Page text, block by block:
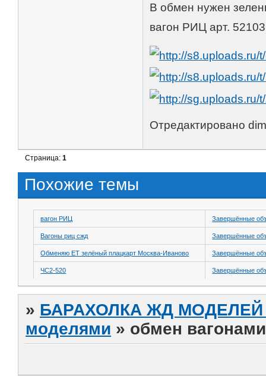
В обмен нужен
вагон РИЦ арт.
Отредактировано
Страница:1
Похожие темы
вагон РИЦ Завершённые
Вагоны риц сжд Завершённые
Обменяю ET зелёный плацкарт Москва-Иваново Завершённые
ЧС2-520 Завершённые
» БАРАХОЛКА ЖД МОДЕЛЕЙ
моделями » обмен